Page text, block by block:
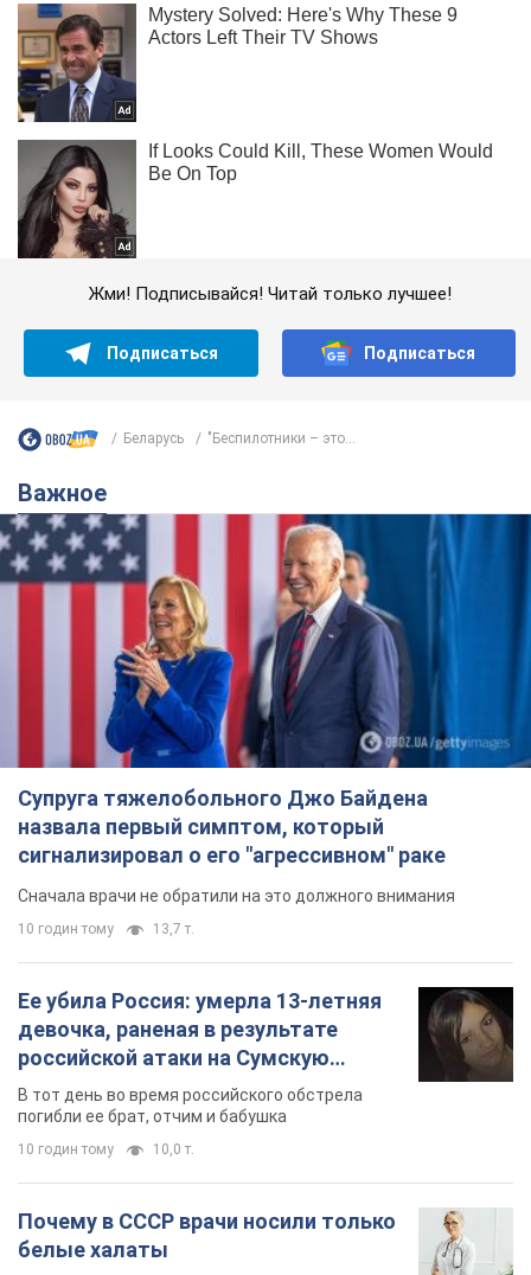
Жми! Подписывайся! Читай только лучшее!
Подписаться Подписаться
Беларусь "Беспилотники – это...
Важное
Супруга тяжелобольного Джо Байдена
назвала первый симптом, который
сигнализировал о его "агрессивном" раке
Сначала врачи не обратили на это должного внимания
10 годин тому 13,7 т.
Ее убила Россия: умерла 13-летняя
девочка, раненая в результате
российской атаки на Сумскую
область. Фото
В тот день во время российского обстрела
погибли ее брат, отчим и бабушка
10 годин тому 10,0 т.
Почему в СССР врачи носили только
белые халаты